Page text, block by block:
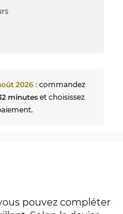
2026 : commandez
minutes et choisissez
pouvez compléter